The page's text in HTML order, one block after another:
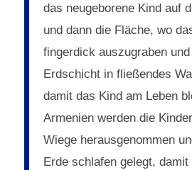
das neugeborene Kind auf
und dann die Fläche, wo
fingerdick auszugraben
Erdschicht in fließendes
damit das Kind am Leben
Armenien werden die
Wiege herausgenommen
Erde schlafen gelegt,